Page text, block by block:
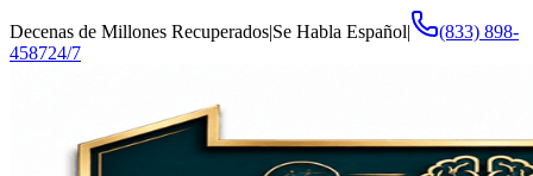
Decenas de Millones Recuperados|Se Habla Español|
(833) 898-
458724/7